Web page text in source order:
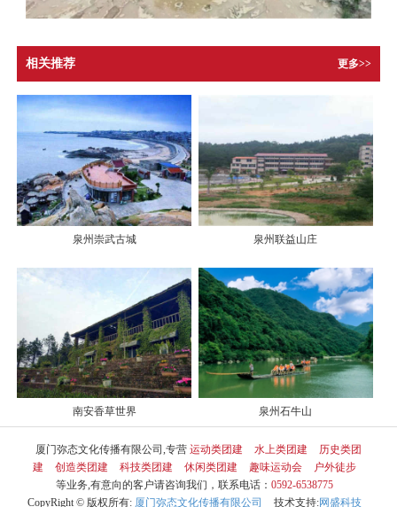
相关推荐 更多>>
泉州崇武古城 泉州联益山庄
南安香草世界 泉州石牛山
厦门弥态文化传播有限公司,专营 运动类团建 水上类团建
历史类团
建
创造类团建 科技类团建 休闲类团建 趣味运动会
户外徒步
等业务,有意向的客户请咨询我们，联系电话： 0592-6538775
CopyRight © 版权所有: 厦门弥态文化传播有限公司 技术支持:网盛科技